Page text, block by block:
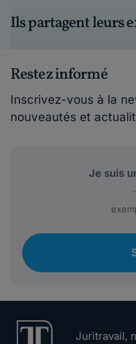
Ils partagent leurs
Restez informé
Inscrivez-vous à la
nouveautés et
Juritravail,